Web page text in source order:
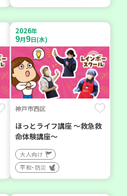
2026年
9月9日(水)
神戸市西区
ほっとライフ講座 ～救急救
命体験講座～
大人向け
平和・防災